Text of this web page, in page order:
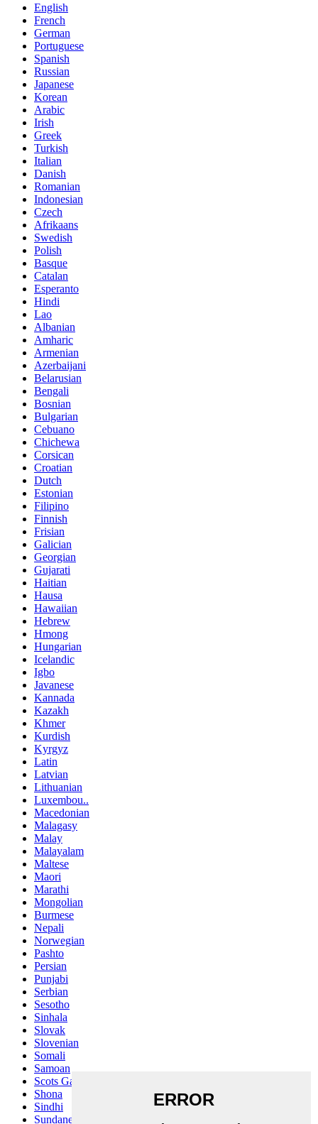
English
French
German
Portuguese
Spanish
Russian
Japanese
Korean
Arabic
Irish
Greek
Turkish
Italian
Danish
Romanian
Indonesian
Czech
Afrikaans
Swedish
Polish
Basque
Catalan
Esperanto
Hindi
Lao
Albanian
Amharic
Armenian
Azerbaijani
Belarusian
Bengali
Bosnian
Bulgarian
Cebuano
Chichewa
Corsican
Croatian
Dutch
Estonian
Filipino
Finnish
Frisian
Galician
Georgian
Gujarati
Haitian
Hausa
Hawaiian
Hebrew
Hmong
Hungarian
Icelandic
Igbo
Javanese
Kannada
Kazakh
Khmer
Kurdish
Kyrgyz
Latin
Latvian
Lithuanian
Luxembou..
Macedonian
Malagasy
Malay
Malayalam
Maltese
Maori
Marathi
Mongolian
Burmese
Nepali
Norwegian
Pashto
Persian
Punjabi
Serbian
Sesotho
Sinhala
Slovak
Slovenian
Somali
Samoan
Scots Gaelic
Shona
Sindhi
Sundanese